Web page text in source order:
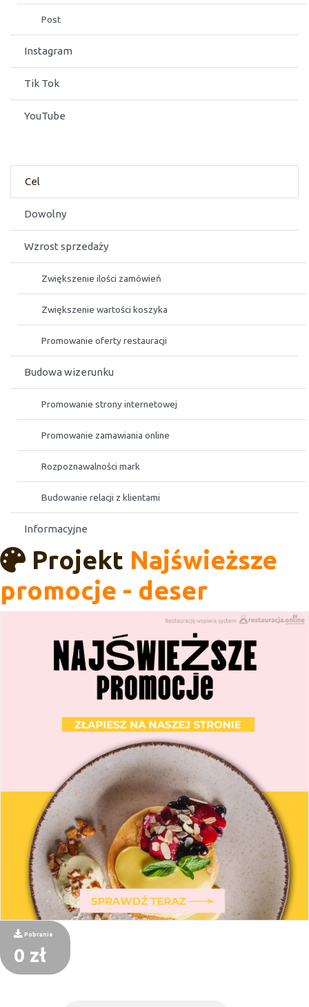
Post
Instagram
Tik Tok
YouTube
Cel
Dowolny
Wzrost sprzedaży
Zwiększenie ilości zamówień
Zwiększenie wartości koszyka
Promowanie oferty restauracji
Budowa wizerunku
Promowanie strony internetowej
Promowanie zamawiania online
Rozpoznawalności mark
Budowanie relacji z klientami
Informacyjne
Projekt Najświeższe
promocje - deser
Pobranie
0 zł